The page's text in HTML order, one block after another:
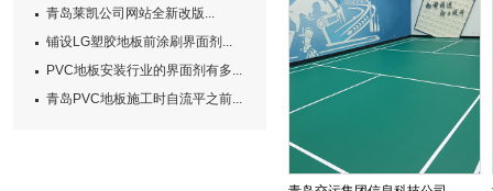
青岛莱凯公司网站全新改版...
铺设LG塑胶地板前涂刷界面剂...
PVC地板安装行业的界面剂有多...
青岛PVC地板施工时自流平之前...